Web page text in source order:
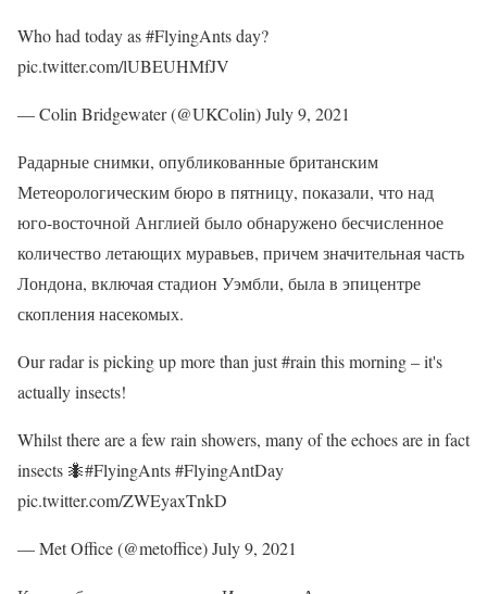
Who had today as #FlyingAnts day?
pic.twitter.com/lUBEUHMfJV
— Colin Bridgewater (@UKColin) July 9, 2021
Радарные снимки, опубликованные британским
Метеорологическим бюро в пятницу, показали, что над
юго-восточной Англией было обнаружено бесчисленное
количество летающих муравьев, причем значительная часть
Лондона, включая стадион Уэмбли, была в эпицентре
скопления насекомых.
Our radar is picking up more than just #rain this morning – it's
actually insects!
Whilst there are a few rain showers, many of the echoes are in fact
insects 🐜#FlyingAnts #FlyingAntDay
pic.twitter.com/ZWEyaxTnkD
— Met Office (@metoffice) July 9, 2021